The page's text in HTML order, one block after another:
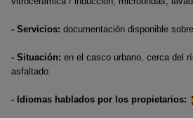
- Servicios: documentación disponible
- Situación: en el casco urbano, cerca del
asfaltado.
- Idiomas hablados por los propietarios: